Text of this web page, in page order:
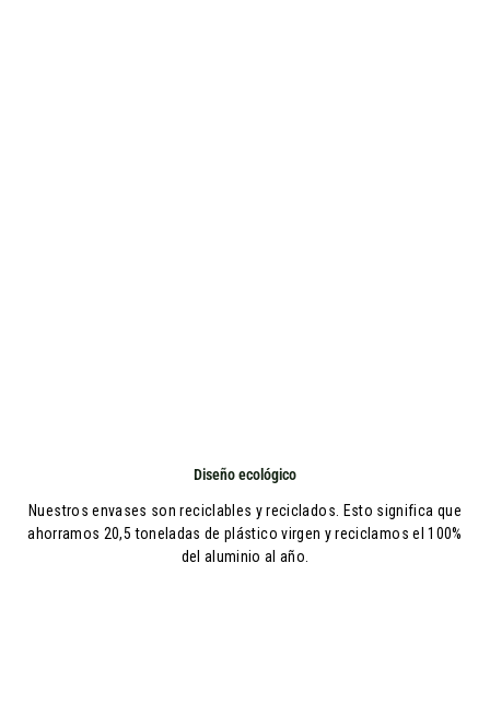
Diseño ecológico
Nuestros envases son reciclables y reciclados. Esto significa que
ahorramos 20,5 toneladas de plástico virgen y reciclamos el 100%
del aluminio al año.